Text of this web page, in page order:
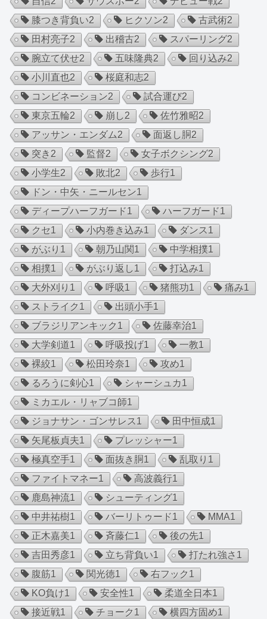
膝つき背負い2 ヒクソン2 古武術2
田村亮子2 出稽古2 スパーリング2
腕立て伏せ2 五味隆典2 回り込み2
小川直也2 桜庭和志2
コンビネーション2 試合運び2
東京五輪2 崩し2 佐竹雅昭2
アッサン・エンダム2 面返し胴 2
突き 2 監督2 女子ボクシング2
小学生2 敗北2 歩行1
ドン・中矢・ニールセン1
ディープハーフガード1 ハーフガード1
クセ1 小内巻き込み1 ダンス1
がぶり 1 朝乃山関1 中学相撲1
相撲1 がぶり返し1 打込み1
大外刈り 1 呼吸1 猪熊功1 痛み1
ストライク1 出頭小手1
ブラジリアンキック1 佐藤幸治1
大学剣道1 呼吸投げ1 一教1
裸絞1 松田玲奈1 攻め1
るろうに剣心1 シャーシュカ1
ミカエル・リャブコ師1
ジョナサン・ゴンサレス1 田中恒成1
矢尾板貞夫1 プレッシャー1
極真空手1 面抜き胴 1 乱取り 1
ファイトマネー1 高波義行1
鹿島神流1 シューティング1
中井祐樹1 バーリトゥード1 MMA1
正木嘉美1 斉藤仁1 後の先1
吉田秀彦1 立ち背負い1 打たれ強さ 1
腹筋1 関光徳1 右フック1
KO負け1 安全性1 柔道全日本1
接近戦1 チョーク1 横四方固め1